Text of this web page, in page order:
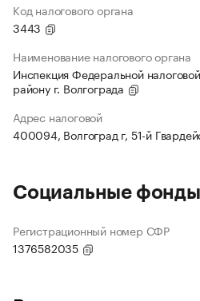
Код налогового органа
3443
Наименование налогового органа
Инспекция Федеральной
району г. Волгограда
Адрес налоговой
400094, Волгоград г, 51-й
Социальные фонды
Регистрационный номер СФР
1376582035